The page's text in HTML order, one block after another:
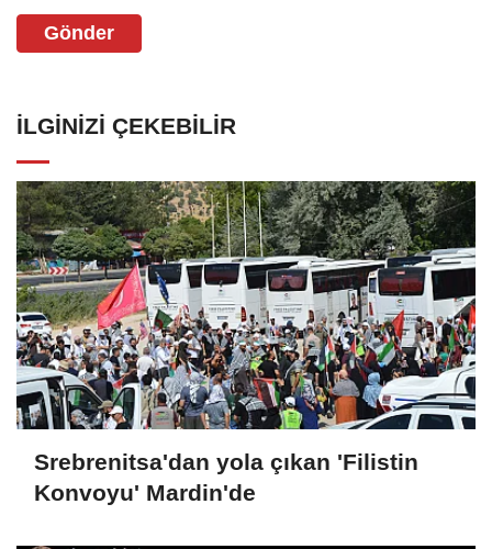
Gönder
İLGINIZI ÇEKEBILIR
Srebrenitsa'dan yola çıkan 'Filistin
Konvoyu' Mardin'de